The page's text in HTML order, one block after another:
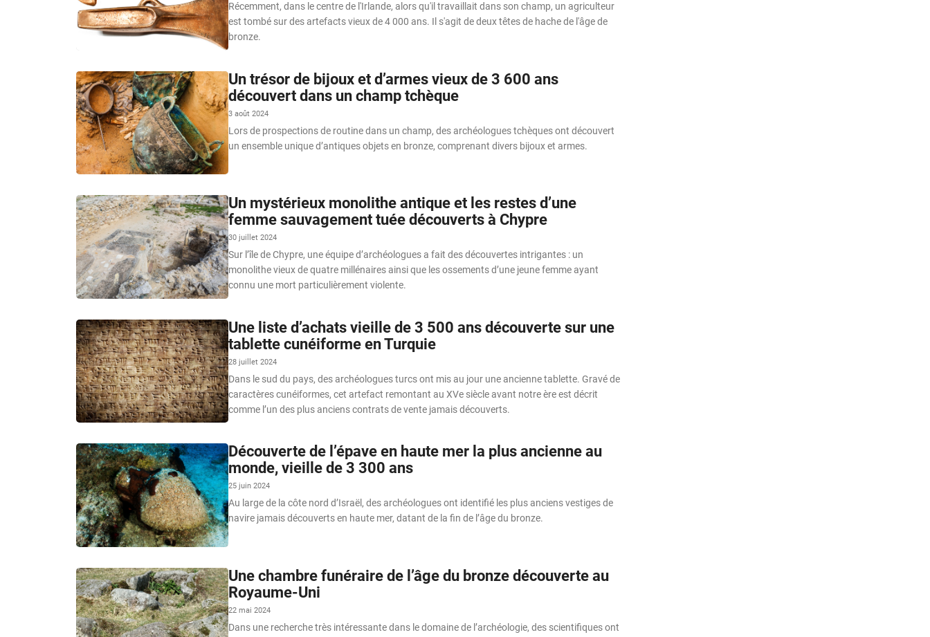
Récemment, dans le centre de l'Irlande, alors qu'il travaillait dans son champ, un agriculteur
est tombé sur des artefacts vieux de 4 000 ans. Il s'agit de deux têtes de hache de l'âge de
bronze.
Un trésor de bijoux et d’armes vieux de 3 600 ans
découvert dans un champ tchèque
3 août 2024
Lors de prospections de routine dans un champ, des archéologues tchèques ont découvert
un ensemble unique d’antiques objets en bronze, comprenant divers bijoux et armes.
Un mystérieux monolithe antique et les restes d’une
femme sauvagement tuée découverts à Chypre
30 juillet 2024
Sur l’île de Chypre, une équipe d’archéologues a fait des découvertes intrigantes : un
monolithe vieux de quatre millénaires ainsi que les ossements d’une jeune femme ayant
connu une mort particulièrement violente.
Une liste d’achats vieille de 3 500 ans découverte sur une
tablette cunéiforme en Turquie
28 juillet 2024
Dans le sud du pays, des archéologues turcs ont mis au jour une ancienne tablette. Gravé de
caractères cunéiformes, cet artefact remontant au XVe siècle avant notre ère est décrit
comme l’un des plus anciens contrats de vente jamais découverts.
Découverte de l’épave en haute mer la plus ancienne au
monde, vieille de 3 300 ans
25 juin 2024
Au large de la côte nord d’Israël, des archéologues ont identifié les plus anciens vestiges de
navire jamais découverts en haute mer, datant de la fin de l’âge du bronze.
Une chambre funéraire de l’âge du bronze découverte au
Royaume-Uni
22 mai 2024
Dans une recherche très intéressante dans le domaine de l’archéologie, des scientifiques ont